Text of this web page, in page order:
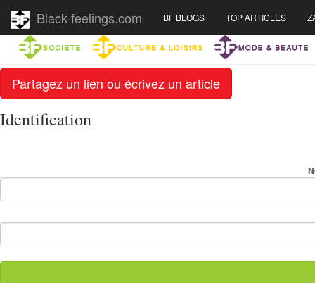
Partagez un lien ou écrivez un article
Black-feelings.com BF BLOGS TOP ARTICLES
Identification